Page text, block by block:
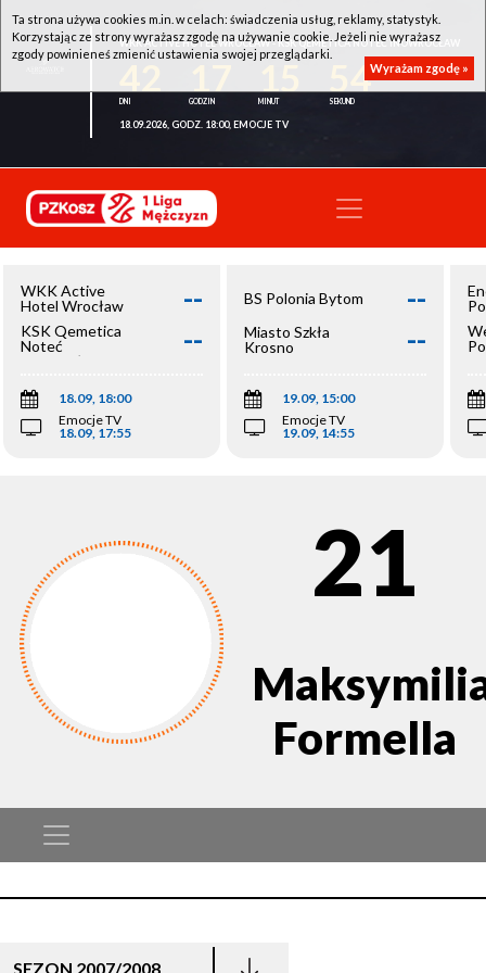
WKK ACTIVE HOTEL WROCŁAW - KSK QEMETICA NOTEĆ INOWROCŁAW
54
18.09.2026, GODZ. 18:00, EMOCJE TV
WKK Active
Hotel Wrocław
--
KSK Qemetica
Noteć
Inowrocław
--
18.09, 18:00
Emocje TV
18.09, 17:55
BS Polonia Bytom --
Miasto Szkła
Krosno
--
19.09, 15:00
Emocje TV
19.09, 14:55
21
Formella
SEZON 2007/2008
Ta strona używa cookies m.in. w celach: świadczenia usług, reklamy, statystyk.
Korzystając ze strony wyrażasz zgodę na używanie cookie. Jeżeli nie wyrażasz
zgody powinieneś zmienić ustawienia swojej przeglądarki.
Wyrażam zgodę »